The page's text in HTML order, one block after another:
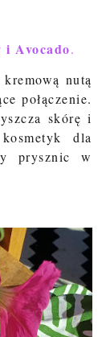
Avocado.
nutą
połączenie.
skórę i
dla
prysznic w